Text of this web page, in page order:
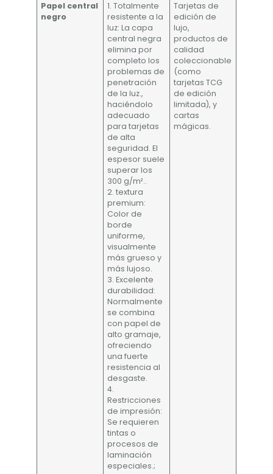
Papel central
negro
1. Totalmente
resistente a la
luz: La capa
central negra
elimina por
completo los
problemas de
penetración
de la luz.,
haciéndolo
adecuado
para tarjetas
de alta
seguridad. El
espesor suele
superar los
300 g/m²..
2. textura
premium:
Color de
borde
uniforme,
visualmente
más grueso y
más lujoso.
3. Excelente
durabilidad:
Normalmente
se combina
con papel de
alto gramaje,
ofreciendo
una fuerte
resistencia al
desgaste.
4.
Restricciones
de impresión:
Se requieren
tintas o
procesos de
laminación
especiales.;
Tarjetas de
edición de
lujo,
productos de
calidad
coleccionable
(como
tarjetas TCG
de edición
limitada), y
cartas
mágicas.